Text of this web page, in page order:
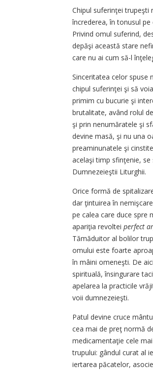
Chipul suferinţei trupeşti
încrederea, în tonusul
Privind omul suferind,
depăşi această stare
care nu ai cum să-l
Sinceritatea celor spuse
chipul suferinţei şi să
primim cu bucurie şi
brutalitate, având rolul
şi prin nenumăratele şi
devine masă, şi nu una
preaminunatele şi
acelaşi timp sfinţenie,
Dumnezeieştii Liturghii.
Orice formă de
dar ţintuirea în
pe calea care duce spre
apariţia revoltei perfect
Tămăduitor al bolilor
omului este foarte
în mâini omeneşti. De
spirituală, însingurare
apelarea la practicile
voii dumnezeieşti.
Patul devine cruce
cea mai de preţ normă
medicamentaţie cele
trupului: gândul curat al
iertarea păcatelor,